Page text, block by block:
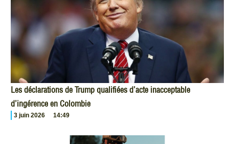
Les déclarations de Trump qualifiées d’acte inacceptable
d’ingérence en Colombie
3 juin 2026 14:49